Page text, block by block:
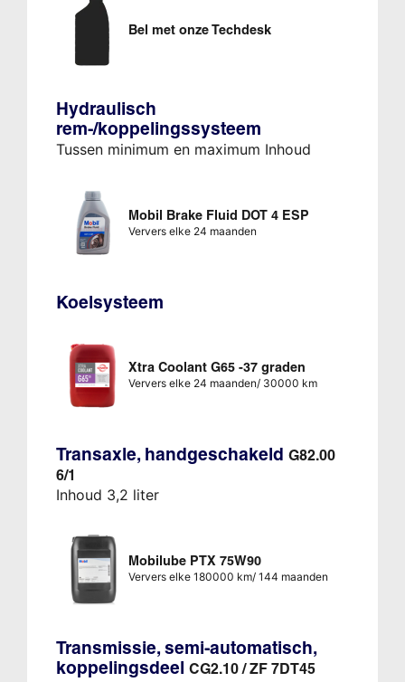
Bel met onze Techdesk
Hydraulisch
rem-/koppelingssysteem
Tussen minimum en maximum Inhoud
Mobil Brake Fluid DOT 4 ESP
Ververs elke 24 maanden
Koelsysteem
Xtra Coolant G65 -37 graden
Ververs elke 24 maanden/ 30000 km
Transaxle, handgeschakeld G82.00
6/1
Inhoud 3,2 liter
Mobilube PTX 75W90
Ververs elke 180000 km/ 144 maanden
Transmissie, semi-automatisch,
koppelingsdeel CG2.10 / ZF 7DT45